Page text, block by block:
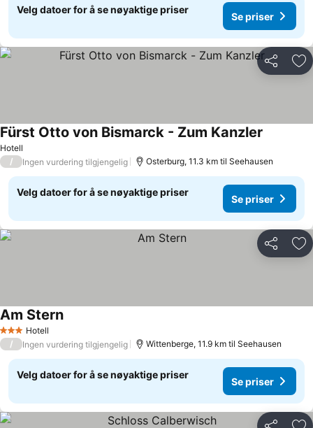
Velg datoer for å se nøyaktige priser
Se priser
Del
Hotell
Fürst Otto von Bismarck - Zum Kanzler
/ Ingen vurdering tilgjengelig Osterburg, 11.3 km til Seehausen
Velg datoer for å se nøyaktige priser
Se priser
Del
3 StjernerHotell
Am Stern
/ Ingen vurdering tilgjengelig Wittenberge, 11.9 km til Seehausen
Velg datoer for å se nøyaktige priser
Se priser